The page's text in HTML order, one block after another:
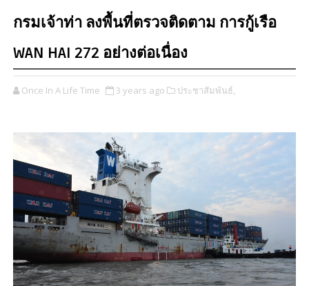
กรมเจ้าท่า ลงพื้นที่ตรวจติดตาม การกู้เรือ
WAN HAI 272 อย่างต่อเนื่อง
Once In A Life Time 3 years ago ประชาสัมพันธ์,